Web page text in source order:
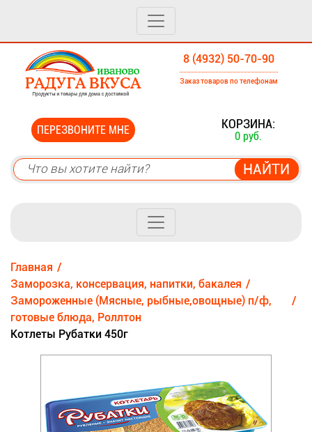
8 (4932) 50-70-90
Заказ товаров по телефонам
ПЕРЕЗВОНИТЕ МНЕ КОРЗИНА:
0 руб.
Главная
Заморозка, консервация, напитки, бакалея
Замороженные (Мясные, рыбные,овощные) п/ф,
готовые блюда, Роллтон
Котлеты Рубатки 450г